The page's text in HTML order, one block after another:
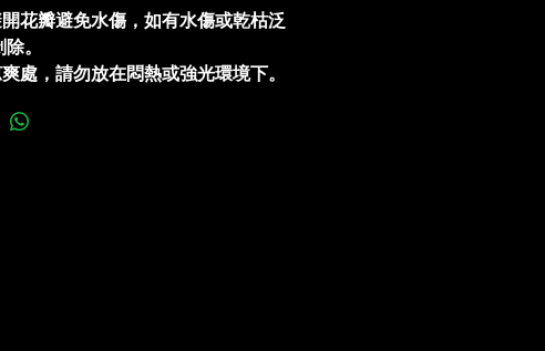
花瓣避免水傷，如有水傷或乾枯泛
。
處，請勿放在悶熱或強光環境下。